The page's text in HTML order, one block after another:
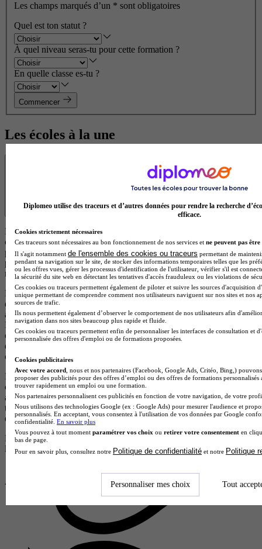
Les champs marqués d’un * sont obligatoires
Quel est ton statut ?
À quel niveau seras-tu pour cette formation ?
En quelle classe es-tu ?
Commencer
Les écoles à la une
Les résultats affichés sont des offres de formation ou des écoles
correspondant à votre projet. Certaines de ces formations
proviennent d’écoles partenaires qui rémunèrent notre plateforme
pour chaque demande d’information générée. Cela nous permet de
maintenir un service gratuit et accessible à tous les utilisateurs.
Les offres de formation issues d’écoles partenaires (clients) sont
d’abord classées selon leur pertinence par rapport à votre recherche,
afin de vous proposer les formations les plus adaptées à vos besoins.
En cas de pertinence équivalente, les résultats sont ensuite ordonnés
en fonction d’un scoring précis qui met en avant les écoles qui
disposent d’éléments de visibilité, d’avis positifs et de campagnes en
cours.
Les formations proposées par des centres non partenaires (non
clients), qui ne versent aucune rémunération à notre plateforme,
apparaissent après celles des centres partenaires et sont également
triées par pertinence. Elles sont reconnaissables par le fait qu’elles ne
disposent pas de logos.
Pour plus d’informations, consultez nos
la plateforme.
Diplomeo utilise des traceurs et d’autres données pour rendre la recherche
efficace.
Cookies strictement nécessaires
Ces traceurs sont nécessaires au bon fonctionnement de nos services et ne peuvent pas être
Il s'agit notamment de l'ensemble des cookies ou traceurs permettant de
pendant sa navigation sur le site, de stocker des informations temporaires telles que les
ou les offres vues, gérer les processus d'identification de l'utilisateur, vérifier s'il est
la sécurité du site web en détectant les tentatives d'accès frauduleux ou les violations de
Ces cookies ou traceurs permettent également de piloter et suivre les sources d'acquisition
unique permettant de comprendre comment nos utilisateurs naviguent sur nos sites et nos
sources de trafic.
Ils nous permettent également d’observer le comportement de nos utilisateurs afin
navigation dans nos sites beaucoup plus rapide et fluide.
Ces cookies ou traceurs permettent enfin de personnaliser les interfaces de consultation et
personnalisée des offres d'emploi ou de formations proposées.
Cookies publicitaires
Avec votre accord , nous et nos partenaires (Facebook, Google Ads, Critéo, Bing,)
proposer des publicités pour des offres d’emploi ou des offres de formations
trouver rapidement un emploi ou une formation.
Nos partenaires personnalisent ces publicités en fonction de votre navigation, de votre
Nous utilisons des technologies Google (ex : Google Ads) pour mesurer l'audience et
personnalisés. En acceptant, vous consentez à l'utilisation de vos données par Google
confidentialité. En savoir plus
Vous pouvez à tout moment paramétrer vos choix ou retirer votre consentement en
bas de page.
Pour en savoir plus, consultez notre Politique de confidentialité et notre Politique
Personnaliser mes choix Tout